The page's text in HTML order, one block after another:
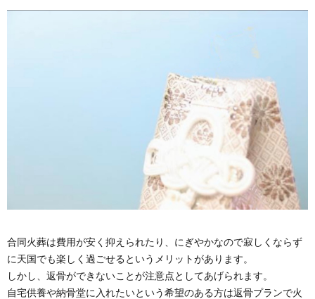
合同火葬は費用が安く抑えられたり、にぎやかなので寂しくならず
に天国でも楽しく過ごせるというメリットがあります。
しかし、返骨ができないことが注意点としてあげられます。
自宅供養や納骨堂に入れたいという希望のある方は返骨プランで火